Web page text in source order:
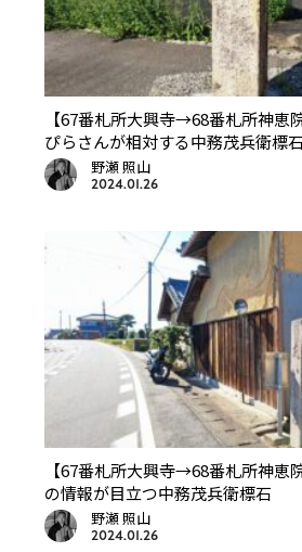
【67番札所大興寺→68番札所神恵
ぴらさんが相対する中務茂兵衛標石
野瀬 照山
2024.01.26
【67番札所大興寺→68番札所神恵
の情報が目立つ中務茂兵衛標石
野瀬 照山
2024.01.26